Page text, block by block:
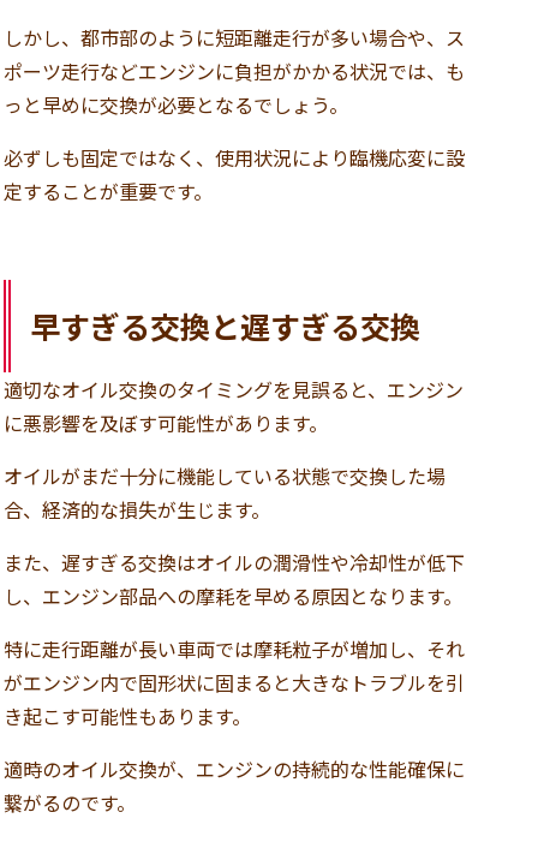
しかし、都市部のように短距離走行が多い場合や、ス
ポーツ走行などエンジンに負担がかかる状況では、も
っと早めに交換が必要となるでしょう。
必ずしも固定ではなく、使用状況により臨機応変に設
定することが重要です。
早すぎる交換と遅すぎる交換
適切なオイル交換のタイミングを見誤ると、エンジン
に悪影響を及ぼす可能性があります。
オイルがまだ十分に機能している状態で交換した場
合、経済的な損失が生じます。
また、遅すぎる交換はオイルの潤滑性や冷却性が低下
し、エンジン部品への摩耗を早める原因となります。
特に走行距離が長い車両では摩耗粒子が増加し、それ
がエンジン内で固形状に固まると大きなトラブルを引
き起こす可能性もあります。
適時のオイル交換が、エンジンの持続的な性能確保に
繋がるのです。